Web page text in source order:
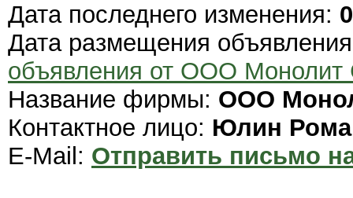
Дата последнего изменения:
Дата размещения
объявления от ООО Монолит
Название фирмы: ООО
Контактное лицо: Юлин
E-Mail: Отправить письмо